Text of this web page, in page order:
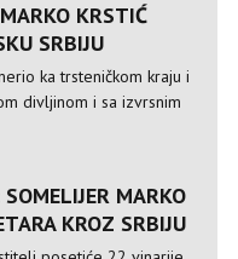
KRSTIĆ
SRBIJU
ka trsteničkom kraju i
divljinom i sa izvrsnim
MARKO
KROZ SRBIJU